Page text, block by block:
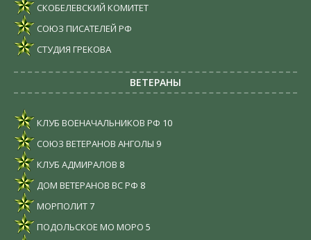
СКОБЕЛЕВСКИЙ КОМИТЕТ
СОЮЗ ПИСАТЕЛЕЙ РФ
СТУДИЯ ГРЕКОВА
ВЕТЕРАНЫ
КЛУБ ВОЕНАЧАЛЬНИКОВ РФ 10
СОЮЗ ВЕТЕРАНОВ АНГОЛЫ 9
КЛУБ АДМИРАЛОВ 8
ДОМ ВЕТЕРАНОВ ВС РФ 8
МОРПОЛИТ7
ПОДОЛЬСКОЕ МО МОРО 5